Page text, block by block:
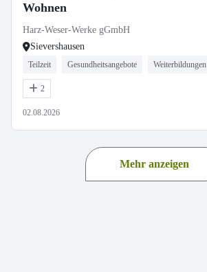
Wohnen
Harz-Weser-Werke gGmbH
Sievershausen
Teilzeit Gesundheitsangebote Weiterbildungen
2
02.08.2026
Mehr anzeigen